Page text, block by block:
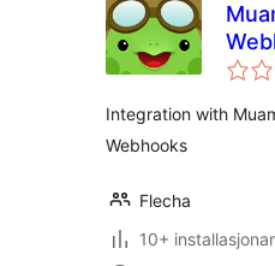
Integration with
Webhooks
Flecha
10+